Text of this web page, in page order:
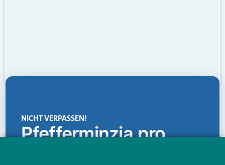
NICHT VERPASSEN!
Pfefferminzia.pro